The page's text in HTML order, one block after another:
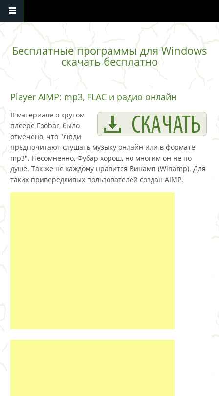
Перейти к основному содержанию
Бесплатные программы для Windows
скачать бесплатно
Player AIMP: mp3, FLAC и радио онлайн
В материале о крутом
плеере Foobar, было
отмечено, что "люди
предпочитают слушать музыку онлайн или в формате
mp3". Несомненно, Фубар хорош, но многим он не по
душе. Так же не каждому нравится Винамп (Winamp). Для
таких привередливых пользователей создан AIMP.